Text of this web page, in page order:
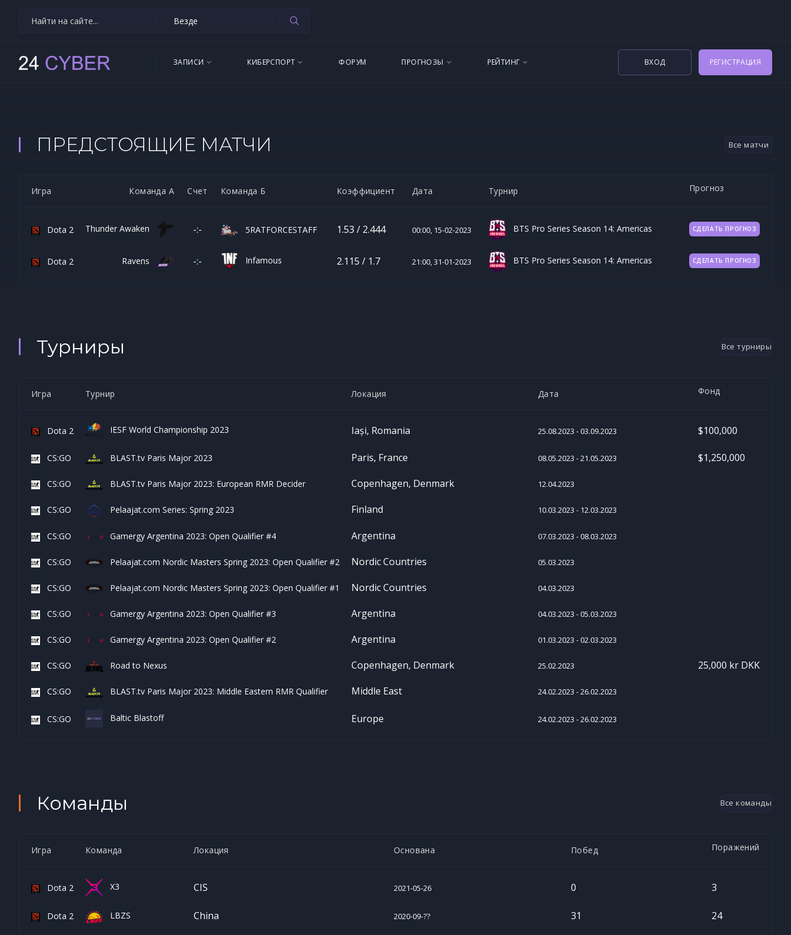
ЗАПИСИ КИБЕРСПОРТ ФОРУМ ПРОГНОЗЫ РЕЙТИНГ ВХОД РЕГИСТРАЦИЯ
ПРЕДСТОЯЩИЕ МАТЧИ Все матчи
Игра Команда А Счет Команда Б Коэффициент Дата Турнир Прогноз
Dota 2 Thunder Awaken -:- 5RATFORCESTAFF 1.53 / 2.444 00:00, 15-02-2023 BTS Pro Series Season 14: Americas СДЕЛАТЬ ПРОГНОЗ
Dota 2 Ravens -:- Infamous 2.115 / 1.7 21:00, 31-01-2023 BTS Pro Series Season 14: Americas СДЕЛАТЬ ПРОГНОЗ
Турниры Все турниры
Игра Турнир Локация Дата Фонд
Dota 2 IESF World Championship 2023 Iași, Romania 25.08.2023 - 03.09.2023 $100,000
CS:GO BLAST.tv Paris Major 2023 Paris, France 08.05.2023 - 21.05.2023 $1,250,000
CS:GO BLAST.tv Paris Major 2023: European RMR Decider Copenhagen, Denmark 12.04.2023
CS:GO Pelaajat.com Series: Spring 2023 Finland 10.03.2023 - 12.03.2023
CS:GO Gamergy Argentina 2023: Open Qualifier #4 Argentina 07.03.2023 - 08.03.2023
CS:GO Pelaajat.com Nordic Masters Spring 2023: Open Qualifier #2 Nordic Countries 05.03.2023
CS:GO Pelaajat.com Nordic Masters Spring 2023: Open Qualifier #1 Nordic Countries 04.03.2023
CS:GO Gamergy Argentina 2023: Open Qualifier #3 Argentina 04.03.2023 - 05.03.2023
CS:GO Gamergy Argentina 2023: Open Qualifier #2 Argentina 01.03.2023 - 02.03.2023
CS:GO Road to Nexus Copenhagen, Denmark 25.02.2023 25,000 kr DKK
CS:GO BLAST.tv Paris Major 2023: Middle Eastern RMR Qualifier Middle East 24.02.2023 - 26.02.2023
CS:GO Baltic Blastoff Europe 24.02.2023 - 26.02.2023
Команды Все команды
Игра Команда Локация Основана Побед Поражений
Dota 2 X3 CIS 2021-05-26 0 3
Dota 2 LBZS China 2020-09-?? 31 24